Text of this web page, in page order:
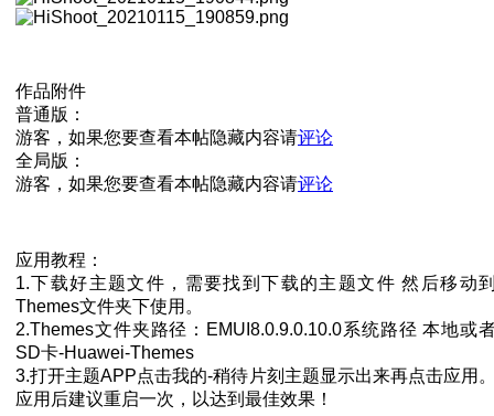
作品附件
普通版：
游客，如果您要查看本帖隐藏内容请评论
全局版：
游客，如果您要查看本帖隐藏内容请评论
应用教程：
1.下载好主题文件，需要找到下载的主题文件 然后移动
Themes文件夹下使用。
2.Themes文件夹路径：EMUI8.0.9.0.10.0系统路径 本地或
SD卡-Huawei-Themes
3.打开主题APP点击我的-稍待片刻主题显示出来再点击应用
应用后建议重启一次，以达到最佳效果！